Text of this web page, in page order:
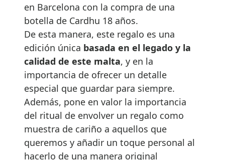
en Barcelona con la compra de una
botella de Cardhu 18 años.
De esta manera, este regalo es una
edición única basada en el legado y la
calidad de este malta, y en la
importancia de ofrecer un detalle
especial que guardar para siempre.
Además, pone en valor la importancia
del ritual de envolver un regalo como
muestra de cariño a aquellos que
queremos y añadir un toque personal al
hacerlo de una manera original